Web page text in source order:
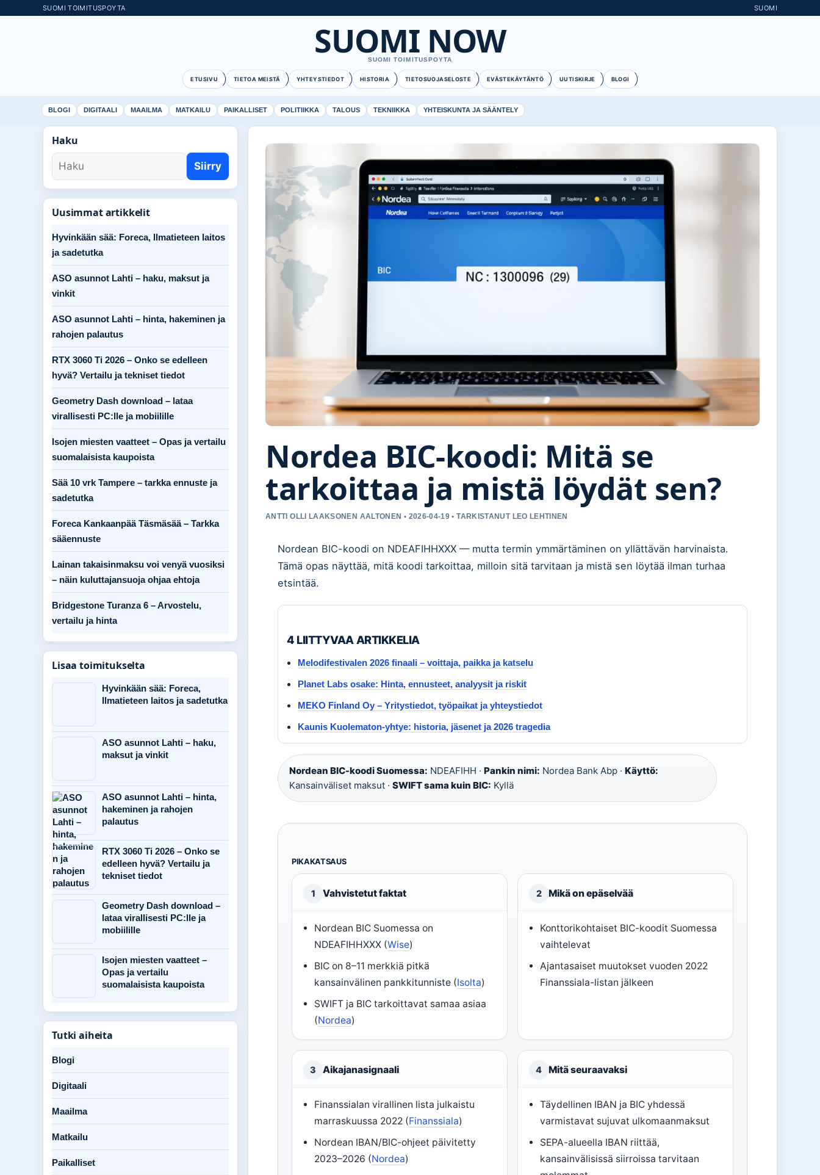
SUOMI TOIMITUSPOYTA SUOMI
SUOMI NOW
SUOMI TOIMITUSPOYTA
ETUSIVU TIETOA MEISTÄ YHTEYSTIEDOT HISTORIA TIETOSUOJASELOSTE EVÄSTEKÄYTÄNTÖ UUTISKIRJE BLOGI
BLOGI DIGITAALI MAAILMA MATKAILU PAIKALLISET POLITIIKKA TALOUS TEKNIIKKA YHTEISKUNTA JA SÄÄNTELY
Nordea BIC-koodi: Mitä se
tarkoittaa ja mistä löydät sen?
ANTTI OLLI LAAKSONEN AALTONEN • 2026-04-19 • TARKISTANUT LEO LEHTINEN
Nordean BIC-koodi on NDEAFIHHXXX — mutta termin ymmärtäminen on yllättävän harvinaista.
Tämä opas näyttää, mitä koodi tarkoittaa, milloin sitä tarvitaan ja mistä sen löytää ilman turhaa
etsintää.
4 LIITTYVAA ARTIKKELIA
Melodifestivalen 2026 finaali – voittaja, paikka ja katselu
Planet Labs osake: Hinta, ennusteet, analyysit ja riskit
MEKO Finland Oy – Yritystiedot, työpaikat ja yhteystiedot
Kaunis Kuolematon-yhtye: historia, jäsenet ja 2026 tragedia
Nordean BIC-koodi Suomessa: NDEAFIHH · Pankin nimi: Nordea Bank Abp · Käyttö:
Kansainväliset maksut · SWIFT sama kuin BIC: Kyllä
PIKAKATSAUS
1 Vahvistetut faktat
Nordean BIC Suomessa on
NDEAFIHHXXX (Wise)
BIC on 8–11 merkkiä pitkä
kansainvälinen pankkitunniste (Isolta)
SWIFT ja BIC tarkoittavat samaa asiaa
(Nordea)
2 Mikä on epäselvää
Konttorikohtaiset BIC-koodit Suomessa
vaihtelevat
Ajantasaiset muutokset vuoden 2022
Finanssiala-listan jälkeen
3 Aikajanasignaali
Finanssialan virallinen lista julkaistu
marraskuussa 2022 (Finanssiala)
Nordean IBAN/BIC-ohjeet päivitetty
2023–2026 (Nordea)
4 Mitä seuraavaksi
Täydellinen IBAN ja BIC yhdessä
varmistavat sujuvat ulkomaanmaksut
SEPA-alueella IBAN riittää,
kansainvälisissä siirroissa tarvitaan
Haku
Siirry
Uusimmat artikkelit
Hyvinkään sää: Foreca, Ilmatieteen laitos
ja sadetutka
ASO asunnot Lahti – haku, maksut ja
vinkit
ASO asunnot Lahti – hinta, hakeminen ja
rahojen palautus
RTX 3060 Ti 2026 – Onko se edelleen
hyvä? Vertailu ja tekniset tiedot
Geometry Dash download – lataa
virallisesti PC:lle ja mobiilille
Isojen miesten vaatteet – Opas ja vertailu
suomalaisista kaupoista
Sää 10 vrk Tampere – tarkka ennuste ja
sadetutka
Foreca Kankaanpää Täsmäsää – Tarkka
sääennuste
Lainan takaisinmaksu voi venyä vuosiksi
– näin kuluttajansuoja ohjaa ehtoja
Bridgestone Turanza 6 – Arvostelu,
vertailu ja hinta
Lisaa toimitukselta
Hyvinkään sää: Foreca,
Ilmatieteen laitos ja sadetutka
ASO asunnot Lahti – haku,
maksut ja vinkit
ASO asunnot Lahti – hinta,
hakeminen ja rahojen
palautus
RTX 3060 Ti 2026 – Onko se
edelleen hyvä? Vertailu ja
tekniset tiedot
Geometry Dash download –
lataa virallisesti PC:lle ja
mobiilille
Isojen miesten vaatteet –
Opas ja vertailu
suomalaisista kaupoista
Tutki aiheita
Blogi
Digitaali
Maailma
Matkailu
Paikalliset